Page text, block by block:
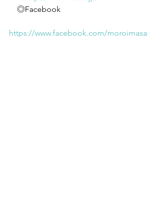
◎Facebook
https://www.facebook.com/moroimasa